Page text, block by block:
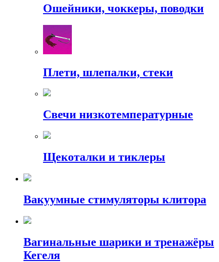
Ошейники, чоккеры, поводки
Плети, шлепалки, стеки
Свечи низкотемпературные
Щекоталки и тиклеры
Вакуумные стимуляторы клитора
Вагинальные шарики и тренажёры
Кегеля